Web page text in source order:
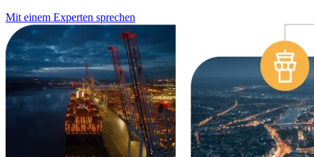
Mit einem Experten sprechen